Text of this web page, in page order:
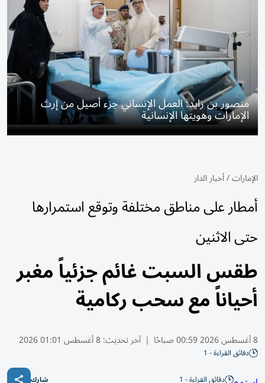
منصور بن زايد: العمل الإنساني جزء أصيل من إرث
الإمارات وهويتها الإنسانية
الإمارات/أخبار الدار
أمطار على مناطق مختلفة وتوقع استمرارها
حتى الاثنين
طقس السبت غائم جزئياً مغبر
أحياناً مع سحب ركامية
8 أغسطس 2026 00:59 صباحًا | آخر تحديث:8 أغسطس 01:01 2026
دقائق القراءة - 1
دقائق القراءة - 1 شارك